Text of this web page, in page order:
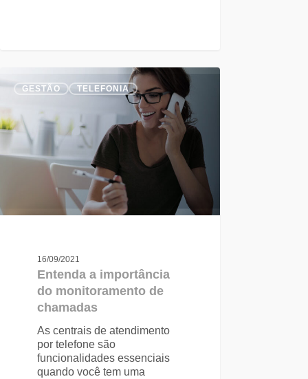
GESTÃO TELEFONIA
16/09/2021
Entenda a importância
do monitoramento de
chamadas
As centrais de atendimento
por telefone são
funcionalidades essenciais
quando você tem uma